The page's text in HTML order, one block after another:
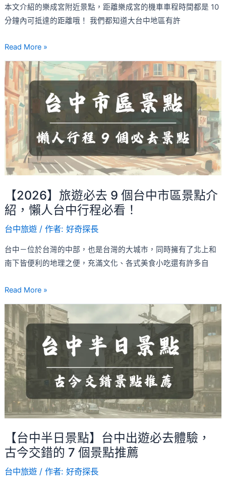
本文介紹的樂成宮附近景點，距離樂成宮的機車車程時間都是 10
分鐘內可抵達的距離哦！ 我們都知道大台中地區有許
好
吃
通
通
有！
Read More »
【2026】旅遊必去 9 個台中市區景點介
紹，懶人台中行程必看！
台中旅遊/ 作者: 好奇探長
台中－位於台灣的中部，也是台灣的大城市，同時擁有了北上和
南下皆便利的地理之便，充滿文化、各式美食小吃還有許多自
【2026】
旅
遊
必
去
9
台
中
區
景
點
介
紹，
人
行
程
必
看！
Read More »
【台中半日景點】台中出遊必去體驗，
古今交錯的 7 個景點推薦
台中旅遊/ 作者: 好奇探長
【台
中
半
日
景
點】
台
中
出
必
去
體